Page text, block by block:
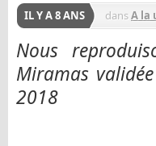
IL Y A 8 ANS dansA la
Nous
Miramas
2018